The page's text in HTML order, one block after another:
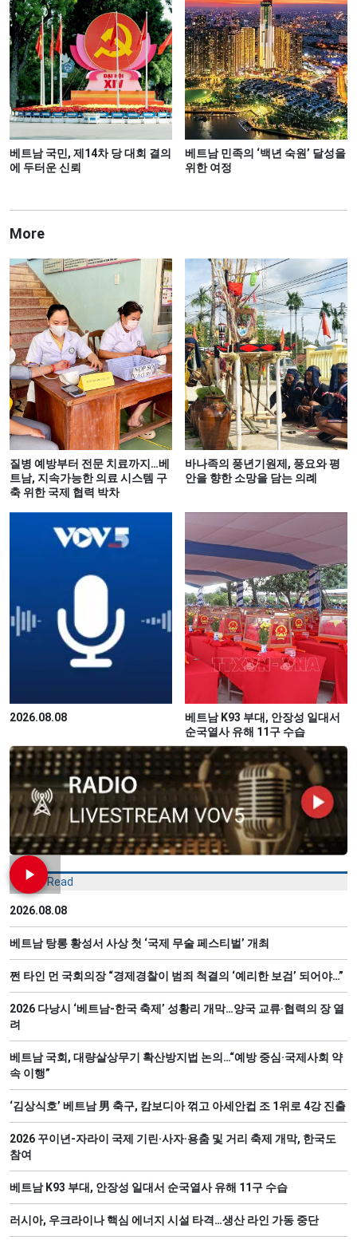
베트남 국민, 제14차 당 대회 결의
에 두터운 신뢰
베트남 민족의 ‘백년 숙원’ 달성을
위한 여정
More
질병 예방부터 전문 치료까지…베
트남, 지속가능한 의료 시스템 구
축 위한 국제 협력 박차
바나족의 풍년기원제, 풍요와 평
안을 향한 소망을 담는 의례
2026.08.08
베트남 K93 부대, 안장성 일대서
순국열사 유해 11구 수습
Most Read
2026.08.08
베트남 탕롱 황성서 사상 첫 ‘국제 무술 페스티벌’ 개최
쩐 타인 먼 국회의장 “경제경찰이 범죄 척결의 ‘예리한 보검’ 되어야…”
2026 다낭시 ‘베트남-한국 축제’ 성황리 개막…양국 교류·협력의 장 열
려
베트남 국회, 대량살상무기 확산방지법 논의…“예방 중심·국제사회 약
속 이행”
‘김상식호’ 베트남 男 축구, 캄보디아 꺾고 아세안컵 조 1위로 4강 진출
2026 꾸이년-자라이 국제 기린·사자·용춤 및 거리 축제 개막, 한국도
참여
베트남 K93 부대, 안장성 일대서 순국열사 유해 11구 수습
러시아, 우크라이나 핵심 에너지 시설 타격…생산 라인 가동 중단